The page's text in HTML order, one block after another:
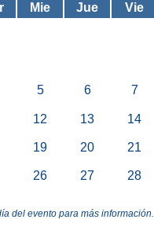
Mie Jue Vie
5 6 7
12 13 14
19 20 21
26 27 28
del evento para más información.